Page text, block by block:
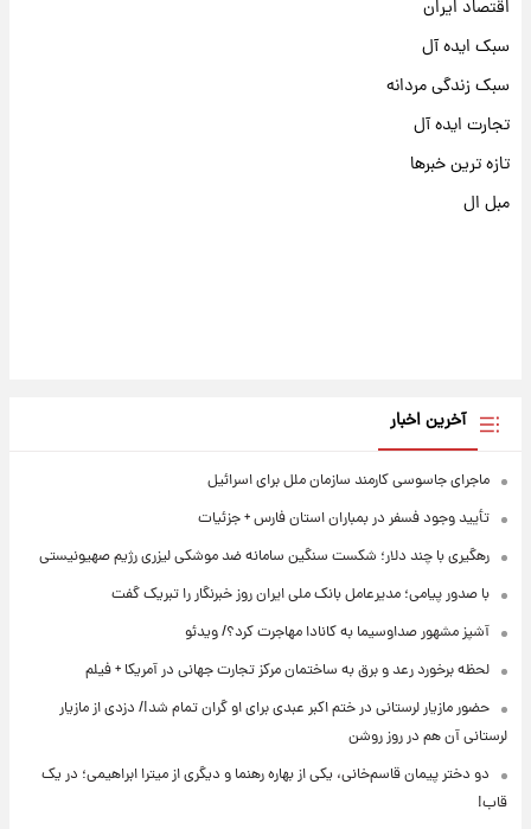
اقتصاد ایران
سبک ایده آل
سبک زندگی مردانه
تجارت ایده آل
تازه ترین خبرها
مبل ال
آخرین اخبار
ماجرای جاسوسی کارمند سازمان ملل برای اسرائیل
تأیید وجود فسفر در بمباران استان فارس + جزئیات
رهگیری با چند دلار؛ شکست سنگین سامانه ضد موشکی لیزری رژیم صهیونیستی
با صدور پیامی؛ مدیرعامل بانک ملی ایران روز خبرنگار را تبریک گفت
آشپز مشهور صداوسیما به کانادا مهاجرت کرد؟/ ویدئو
لحظه برخورد رعد و برق به ساختمان مرکز تجارت جهانی در آمریکا + فیلم
حضور مازیار لرستانی در ختم اکبر عبدی برای او گران تمام شد!/ دزدی از مازیار
لرستانی آن هم در روز روشن
دو دختر پیمان قاسم‌خانی، یکی از بهاره رهنما و دیگری از میترا ابراهیمی؛ در یک
قاب!